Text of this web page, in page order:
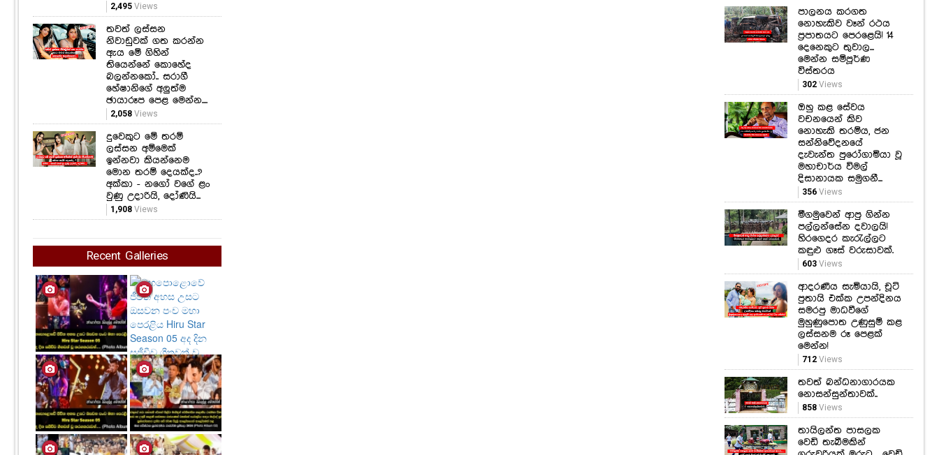
පාලනය කරගත
නොහැකිව වෑන් රථය
ප්‍රපාතයට පෙරළෙයි! 14
දෙනෙකුට තුවාල...
මෙන්න සම්පූර්ණ
විස්තරය
302 Views
ඔහු කළ සේවය
වචනයෙන් කිව
නොහැකි තරම්ය, ජන
සන්නිවේදනයේ
දැවැන්ත පුරෝගාමියා වූ
මහාචාර්ය විමල්
දිසානායක සමුගනී...
356 Views
මීගමුවෙන් ආපු ගින්න
පල්ලන්සේන දවාලයි!
හිරගෙදර කැරැල්ලට
කඳුළු ගෑස් වරුසාවක්.
603 Views
ආදරණීය සැමියායි, චූටි
පුතායි එක්ක උපන්දිනය
සමරපු මාධවීගේ
මුහුණුපොත උණුසුම් කළ
ලස්සනම රූ පෙළක්
මෙන්න!
712 Views
තවත් බන්ධනාගාරයක
නොසන්සුන්තාවක්..
858 Views
තායිලන්ත පාසලක
වෙඩි තැබීමකින්
2,495 Views
තවත් ලස්සන
නිවාඩුවක් ගත කරන්න
ඇය මේ ගිහින්
තියෙන්නේ කොහේද
බලන්නකෝ.. සරාගී
හේෂානිගේ අලුත්ම
ඡායාරූප පෙළ මෙන්න....
2,058 Views
දුවෙකුට මේ තරම්
ලස්සන අම්මෙක්
ඉන්නවා කියන්නෙම
මොන තරම් දෙයක්ද..?
අක්කා - නගෝ වගේ ළං
වුණු උදාරියි, දෝණියි...
1,908 Views
Recent Galleries